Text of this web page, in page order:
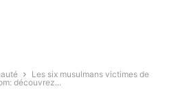
Les six musulmans victimes de
découvrez...